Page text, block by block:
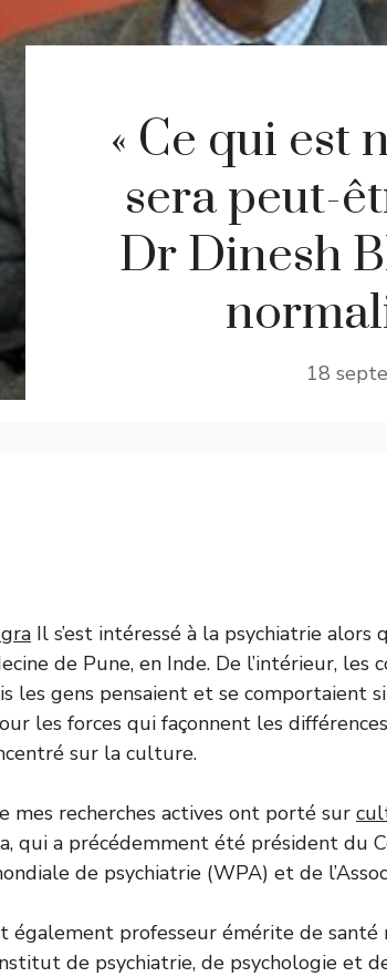
« Ce qui est
sera peut-
Dr Dinesh
18
Il s’est intéressé à la psychiatrie alors
de Pune, en Inde. De l’intérieur, les
les gens pensaient et se comportaient
les forces qui façonnent les
sur la culture.
mes recherches actives ont porté sur
qui a précédemment été président du
de psychiatrie (WPA) et de
également professeur émérite de
de psychiatrie, de psychologie et de